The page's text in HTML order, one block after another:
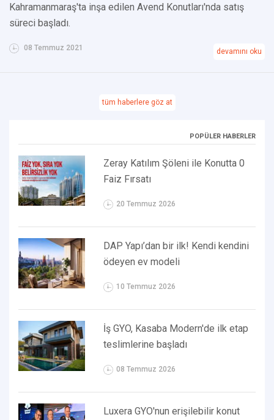
Kahramanmaraş'ta inşa edilen Avend Konutları'nda satış
süreci başladı.
08 Temmuz 2021 devamını oku
tüm haberlere göz at
POPÜLER HABERLER
Zeray Katılım Şöleni ile Konutta 0
Faiz Fırsatı
20 Temmuz 2026
DAP Yapı’dan bir ilk! Kendi kendini
ödeyen ev modeli
10 Temmuz 2026
İş GYO, Kasaba Modern'de ilk etap
teslimlerine başladı
08 Temmuz 2026
Luxera GYO'nun erişilebilir konut